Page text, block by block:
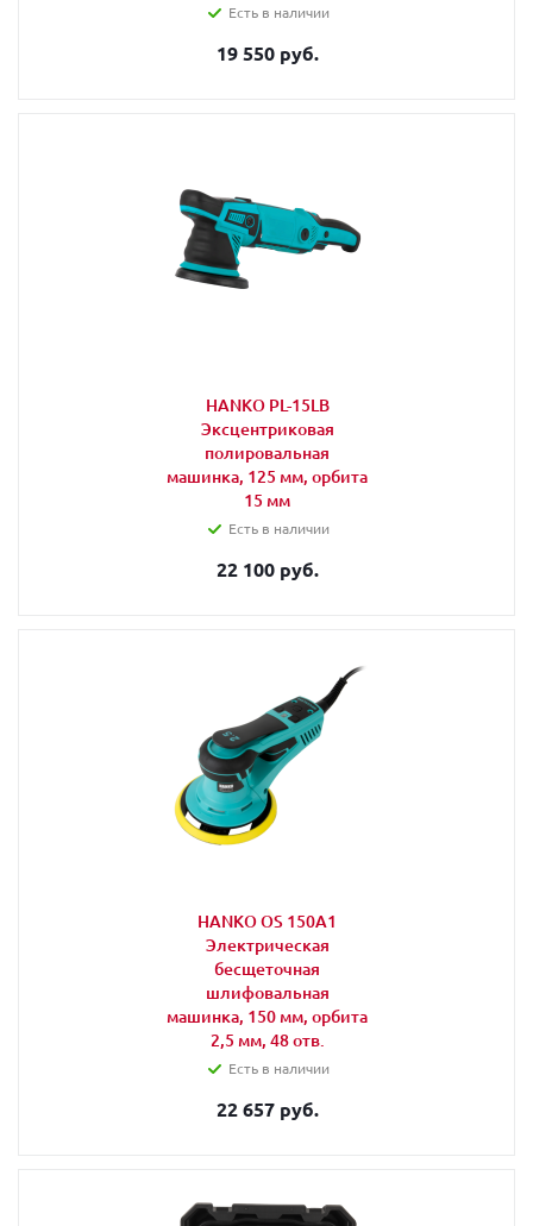
Есть в наличии
19 550 руб.
HANKO PL-15LB
Эксцентриковая
полировальная
машинка, 125 мм, орбита
15 мм
Есть в наличии
22 100 руб.
HANKO OS 150A1
Электрическая
бесщеточная
шлифовальная
машинка, 150 мм, орбита
2,5 мм, 48 отв.
Есть в наличии
22 657 руб.